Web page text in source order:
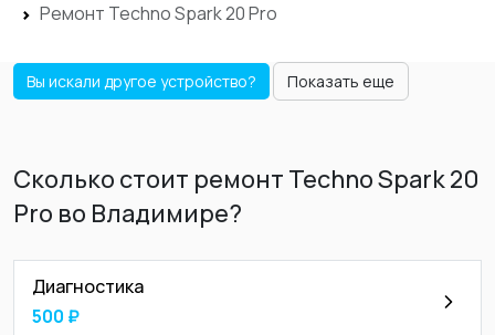
Ремонт Techno Spark 20 Pro
Вы искали другое устройство? Показать еще
Сколько стоит ремонт Techno Spark 20
Pro во Владимире?
Диагностика
500 ₽